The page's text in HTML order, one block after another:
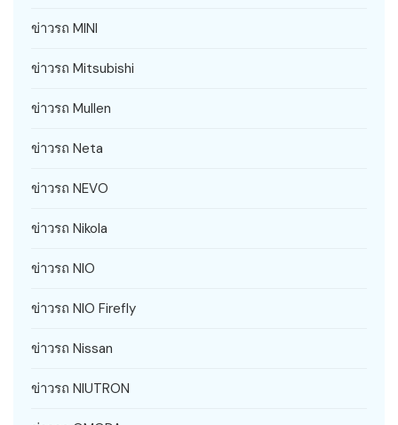
ข่าวรถ MINI
ข่าวรถ Mitsubishi
ข่าวรถ Mullen
ข่าวรถ Neta
ข่าวรถ NEVO
ข่าวรถ Nikola
ข่าวรถ NIO
ข่าวรถ NIO Firefly
ข่าวรถ Nissan
ข่าวรถ NIUTRON